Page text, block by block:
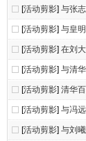
[活动剪影] 与张
[活动剪影] 与皇
[活动剪影] 在刘
[活动剪影] 与清
[活动剪影] 清华
[活动剪影] 与冯
[活动剪影] 与刘